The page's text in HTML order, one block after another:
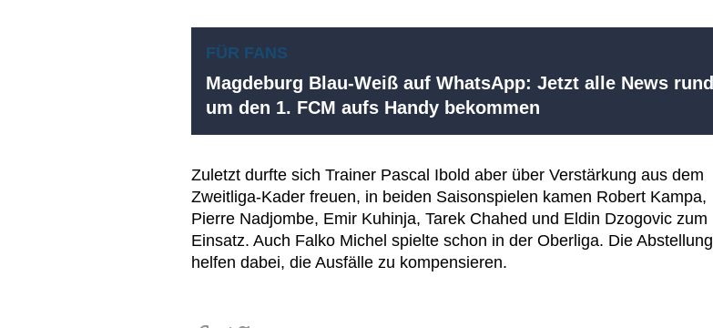
FÜR FANS
Magdeburg Blau-Weiß auf WhatsApp: Jetzt alle News rund
um den 1. FCM aufs Handy bekommen
Zuletzt durfte sich Trainer Pascal Ibold aber über Verstärkung aus dem
Zweitliga-Kader freuen, in beiden Saisonspielen kamen Robert Kampa,
Pierre Nadjombe, Emir Kuhinja, Tarek Chahed und Eldin Dzogovic zum
Einsatz. Auch Falko Michel spielte schon in der Oberliga. Die Abstellung
helfen dabei, die Ausfälle zu kompensieren.